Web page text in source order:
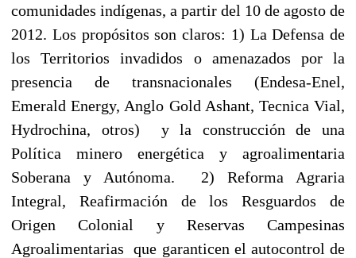
comunidades indígenas, a partir del 10 de agosto de
2012. Los propósitos son claros: 1) La Defensa de
los Territorios invadidos o amenazados por la
presencia de transnacionales (Endesa-Enel,
Emerald Energy, Anglo Gold Ashant, Tecnica Vial,
Hydrochina, otros) y la construcción de una
Política minero energética y agroalimentaria
Soberana y Autónoma. 2) Reforma Agraria
Integral, Reafirmación de los Resguardos de
Origen Colonial y Reservas Campesinas
Agroalimentarias que garanticen el autocontrol de